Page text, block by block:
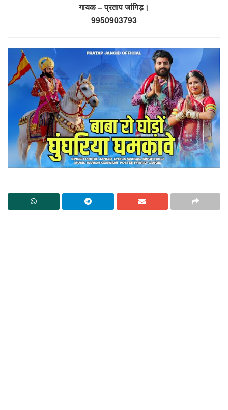
गायक – प्रताप जांगिड़।
9950903793